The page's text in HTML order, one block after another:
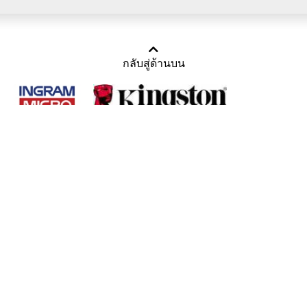
กลับสู่ด้านบน